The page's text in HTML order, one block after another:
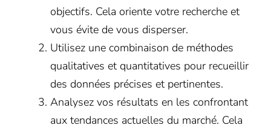
objectifs. Cela oriente votre recherche et
vous évite de vous disperser.
Utilisez une combinaison de méthodes
qualitatives et quantitatives pour recueillir
des données précises et pertinentes.
Analysez vos résultats en les confrontant
aux tendances actuelles du marché. Cela